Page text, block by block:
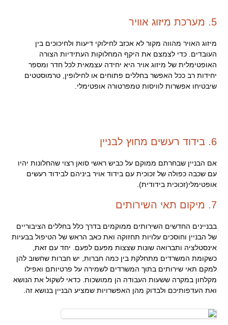
5. מערכת מיזוג אוויר
מיזוג האויר מהווה מקור לא אכזב לחילוקי דיעות ולחיכוכים בין
העובדים. כדי לצמצם את היקף המחלוקות העתידיות הצורה
האופטימלית של מיזוג אויר היא יחידה עצמאית לכל חדר ומספר
יחידות רב ככל האפשר בחללים פתוחים או לחילופין, טרמוסטטים
שיבטיחו אפשרות לוויסות טמפרטורה אופטימלי.
6. בידוד רעשים מחוץ לבניין
אם הבניין שבחרתם ממוקם על כביש ראשי סואן רצוי שהחלונות יהיו
עם שכבה כפולה של זכוכית עם בידוד אויר ביניהם לבידוד רעשים
אופטימלי(זכוכית בידודית).
7. מיקום תאי השירותים
בבניינים החדשים השירותים ממוקמים בדרך כלל בחללים הציבוריים
של הבניין וחוסכים עלויות תחזוקה ואת כאב הראש של הטיפול בבעיות
אינסטלציה ותברואה שונות שצצות מפעם לפעם. יחד עם זאת,
כשקומת המשרדים מתחלקת בין כמה חברות, יש חברות שחשוב להן
למקם תאי שירותים בתוך המשרדים לשמירה על פרטיותם ואפילו
מקלחון במקרה ששעות העבודה הן ממושכות. כדאי לשקול את הנושא
ואת העדפותיכם ולבדוק מהן האפשרויות שמציע הבניין בנושא זה.